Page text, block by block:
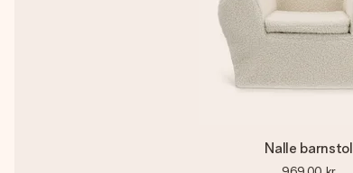
Nalle barnstol